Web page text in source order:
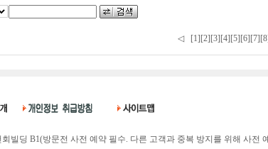
◁ [1] [2] [3] [4] [5] [6] [7] [8]
빌딩 B1(방문전 사전 예약 필수. 다른 고객과 중복 방지를 위해 사